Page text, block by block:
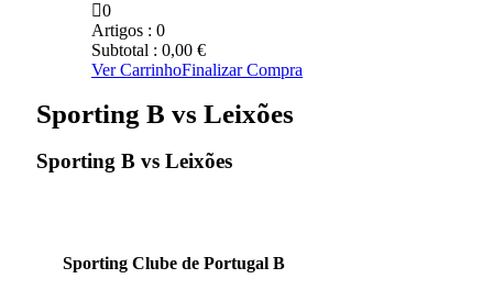
0
Artigos : 0
Subtotal : 0,00 €
Ver CarrinhoFinalizar Compra
Sporting B vs Leixões
Sporting B vs Leixões
Sporting Clube de Portugal B